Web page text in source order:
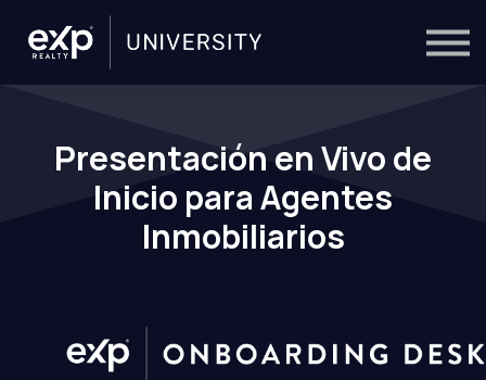
Trainers
Presentación en Vivo de
Inicio para Agentes
Inmobiliarios